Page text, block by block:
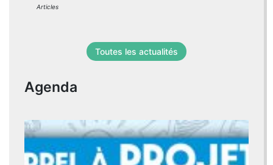
Articles
Toutes les actualités
Agenda